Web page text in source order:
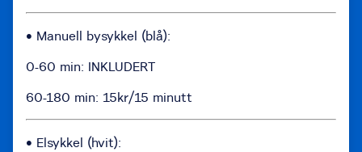
• Manuell bysykkel (blå):
0-60 min: INKLUDERT
60-180 min: 15kr/15 minutt
• Elsykkel (hvit):